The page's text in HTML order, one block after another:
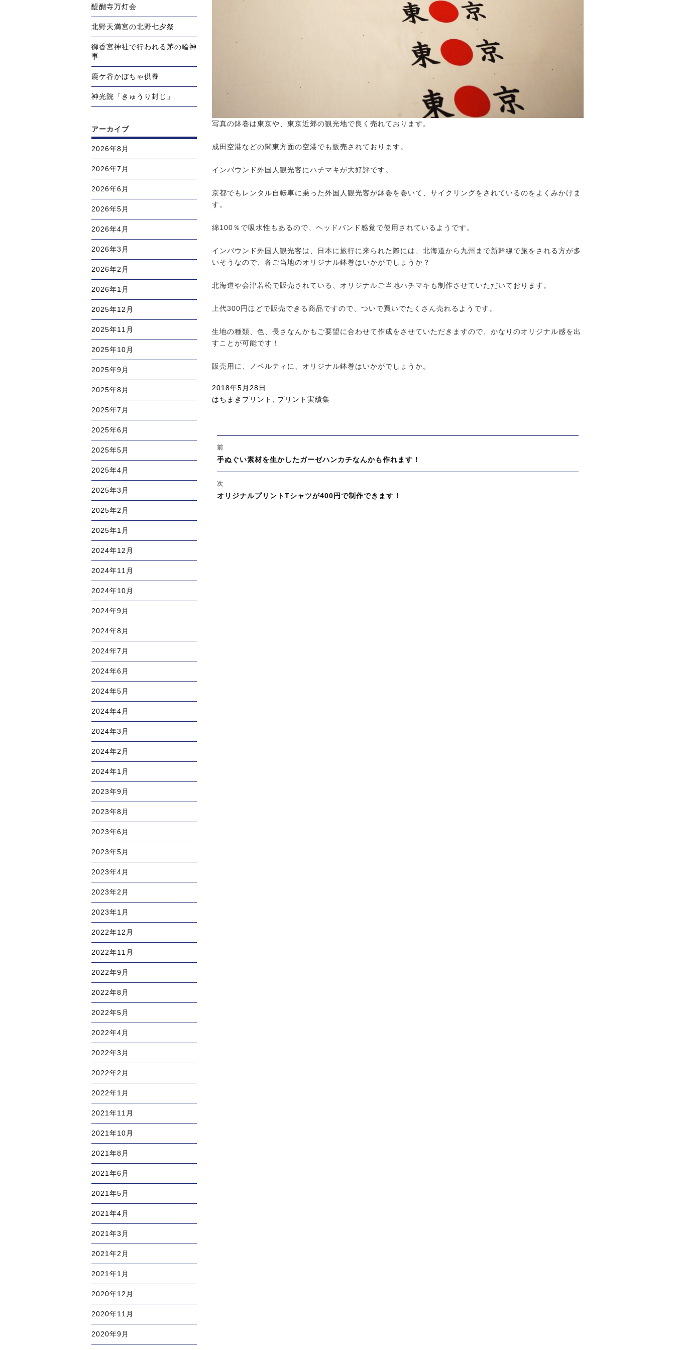
写真の鉢巻は東京や、東京近郊の観光地で良く売れております。
成田空港などの関東方面の空港でも販売されております。
インバウンド外国人観光客にハチマキが大好評です。
京都でもレンタル自転車に乗った外国人観光客が鉢巻を巻いて、サイクリングをされているのをよくみかけま
す。
綿100％で吸水性もあるので、ヘッドバンド感覚で使用されているようです。
インバウンド外国人観光客は、日本に旅行に来られた際には、北海道から九州まで新幹線で旅をされる方が多
いそうなので、各ご当地のオリジナル鉢巻はいかがでしょうか？
北海道や会津若松で販売されている、オリジナルご当地ハチマキも制作させていただいております。
上代300円ほどで販売できる商品ですので、ついで買いでたくさん売れるようです。
生地の種類、色、長さなんかもご要望に合わせて作成をさせていただきますので、かなりのオリジナル感を出
すことが可能です！
販売用に、ノベルティに、オリジナル鉢巻はいかがでしょうか。
投
稿
2018年5月28日
カ
ー
はちまきプリント プリント実績集
稿
ナ
ゲ
ー
シ
前
過
去
の
投
稿:
手ぬぐい素材を生かしたガーゼハンカチなんかも作れます！
次
次
の
オリジナルプリントTシャツが400円で制作できます！
醍醐寺万灯会
北野天満宮の北野七夕祭
御香宮神社で行われる茅の輪神
事
鹿ケ谷かぼちゃ供養
神光院「きゅうり封じ」
アーカイブ
2026年8月
2026年7月
2026年6月
2026年5月
2026年4月
2026年3月
2026年2月
2026年1月
2025年12月
2025年11月
2025年10月
2025年9月
2025年8月
2025年7月
2025年6月
2025年5月
2025年4月
2025年3月
2025年2月
2025年1月
2024年12月
2024年11月
2024年10月
2024年9月
2024年8月
2024年7月
2024年6月
2024年5月
2024年4月
2024年3月
2024年2月
2024年1月
2023年9月
2023年8月
2023年6月
2023年5月
2023年4月
2023年2月
2023年1月
2022年12月
2022年11月
2022年9月
2022年8月
2022年5月
2022年4月
2022年3月
2022年2月
2022年1月
2021年11月
2021年10月
2021年8月
2021年6月
2021年5月
2021年4月
2021年3月
2021年2月
2021年1月
2020年12月
2020年11月
2020年9月